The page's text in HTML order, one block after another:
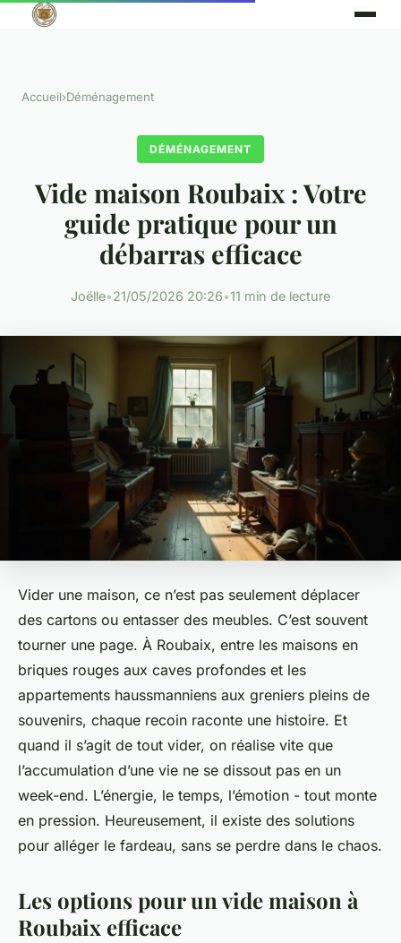
Accueil›Déménagement
DÉMÉNAGEMENT
Vide maison Roubaix : Votre
guide pratique pour un
débarras efficace
Joëlle•21/05/2026 20:26•11 min de lecture
Vider une maison, ce n’est pas seulement déplacer
des cartons ou entasser des meubles. C’est souvent
tourner une page. À Roubaix, entre les maisons en
briques rouges aux caves profondes et les
appartements haussmanniens aux greniers pleins de
souvenirs, chaque recoin raconte une histoire. Et
quand il s’agit de tout vider, on réalise vite que
l’accumulation d’une vie ne se dissout pas en un
week-end. L’énergie, le temps, l’émotion - tout monte
en pression. Heureusement, il existe des solutions
pour alléger le fardeau, sans se perdre dans le chaos.
Les options pour un vide maison à
Roubaix efficace